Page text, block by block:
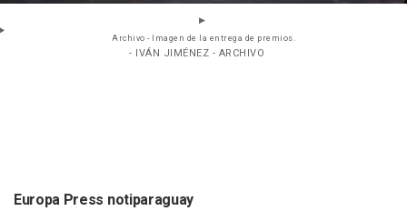
Archivo - Imagen de la entrega de premios.
- IVÁN JIMÉNEZ - ARCHIVO
Europa Press notiparaguay